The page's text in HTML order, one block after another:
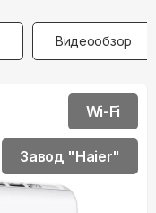
Видеообзор
Wi-Fi
Завод "Haier"